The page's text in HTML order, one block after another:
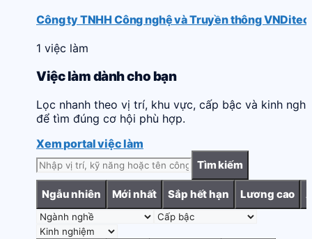
Công ty TNHH Công nghệ và Truyền thông
1 việc làm
Việc làm dành cho bạn
Lọc nhanh theo vị trí, khu vực, cấp bậc và kinh
để tìm đúng cơ hội phù hợp.
Xem portal việc làm
Tìm kiếm
Ngẫu nhiên Mới nhất Sắp hết hạn Lương cao